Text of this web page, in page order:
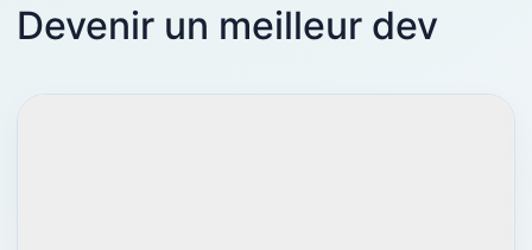
Devenir un meilleur dev